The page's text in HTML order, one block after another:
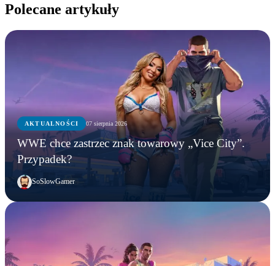
Polecane artykuły
AKTUALNOŚCI 07 sierpnia 2026
WWE chce zastrzec znak towarowy „Vice City”.
Przypadek?
SoSlowGamer